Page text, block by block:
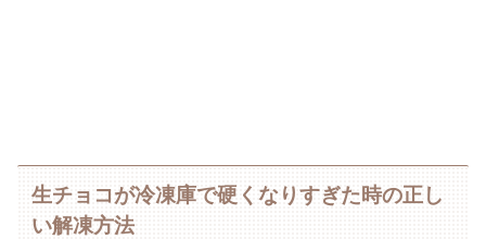
生チョコが冷凍庫で硬くなりすぎた時の正し
い解凍方法